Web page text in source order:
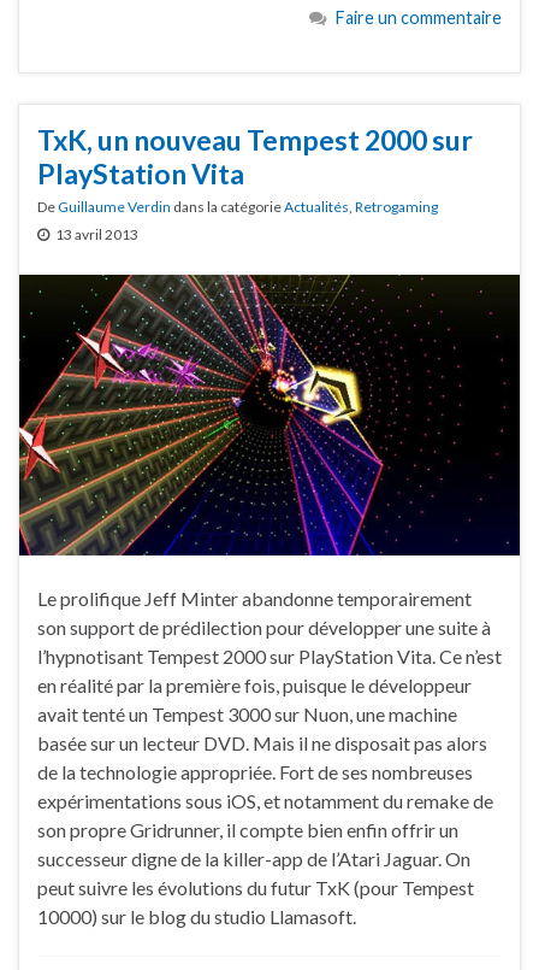
Faire un commentaire
TxK, un nouveau Tempest 2000 sur
PlayStation Vita
DeGuillaume Verdin dans la catégorieActualités Retrogaming
13 avril 2013
Le prolifique Jeff Minter abandonne temporairement
son support de prédilection pour développer une suite à
l’hypnotisant Tempest 2000 sur PlayStation Vita. Ce n’est
en réalité par la première fois, puisque le développeur
avait tenté un Tempest 3000 sur Nuon, une machine
basée sur un lecteur DVD. Mais il ne disposait pas alors
de la technologie appropriée. Fort de ses nombreuses
expérimentations sous iOS, et notamment du remake de
son propre Gridrunner, il compte bien enfin offrir un
successeur digne de la killer-app de l’Atari Jaguar. On
peut suivre les évolutions du futur TxK (pour Tempest
10000) sur le blog du studio Llamasoft.